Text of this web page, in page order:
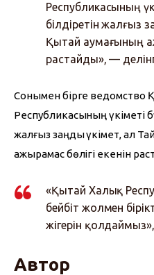
Республикасының
білдіретін жалғыз
Қытай аумағының
растайды», —
Сонымен бірге ведомство
Республикасының үкіметі
жалғыз заңды үкімет, ал
ажырамас бөлігі екенін
«Қытай Халық
бейбіт жолмен
жігерін
Автор